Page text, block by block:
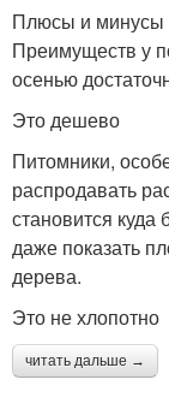
Плюсы и минусы
Преимуществ у
осенью
Это дешево
Питомники,
распродавать
становится
даже показать
дерева.
Это не хлопотно
читать дальше →